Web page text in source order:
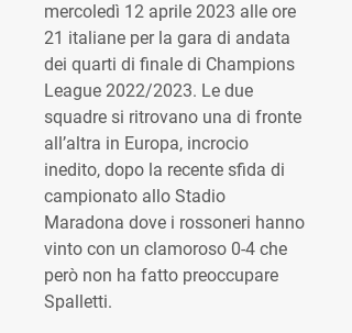
mercoledì 12 aprile 2023 alle ore
21 italiane per la gara di andata
dei quarti di finale di Champions
League 2022/2023. Le due
squadre si ritrovano una di fronte
all’altra in Europa, incrocio
inedito, dopo la recente sfida di
campionato allo Stadio
Maradona dove i rossoneri hanno
vinto con un clamoroso 0-4 che
però non ha fatto preoccupare
Spalletti.